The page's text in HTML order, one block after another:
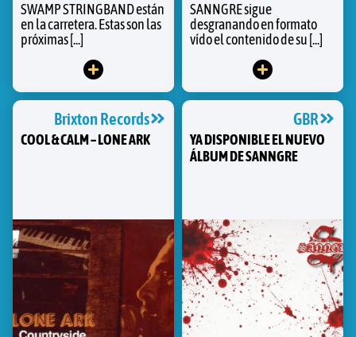
SWAMP STRINGBAND están
en la carretera. Estas son las
próximas [...]
SANNGRE sigue
desgranando en formato
vído el contenido de su [...]
Brixton Records
COOL & CALM – LONE ARK
GBR
YA DISPONIBLE EL NUEVO
ÁLBUM DE SANNGRE